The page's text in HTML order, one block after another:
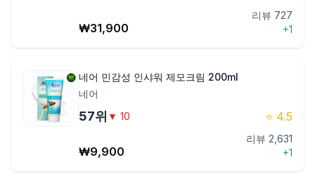
₩31,900
리뷰 727
+1
네어 민감성 인샤워 제모크림 200ml
네어
57위 ▼ 10 ⭐ 4.5
₩9,900
리뷰 2,631
+1